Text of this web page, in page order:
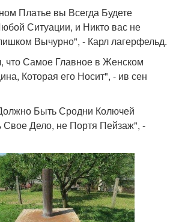
Платье вы Всегда Будете
Ситуации, и Никто вас не
Вычурно", - Карл лагерфельд.
что Самое Главное в Женском
Которая его Носит", - ив сен
Быть Сродни Колючей
Свое Дело, не Портя Пейзаж", -